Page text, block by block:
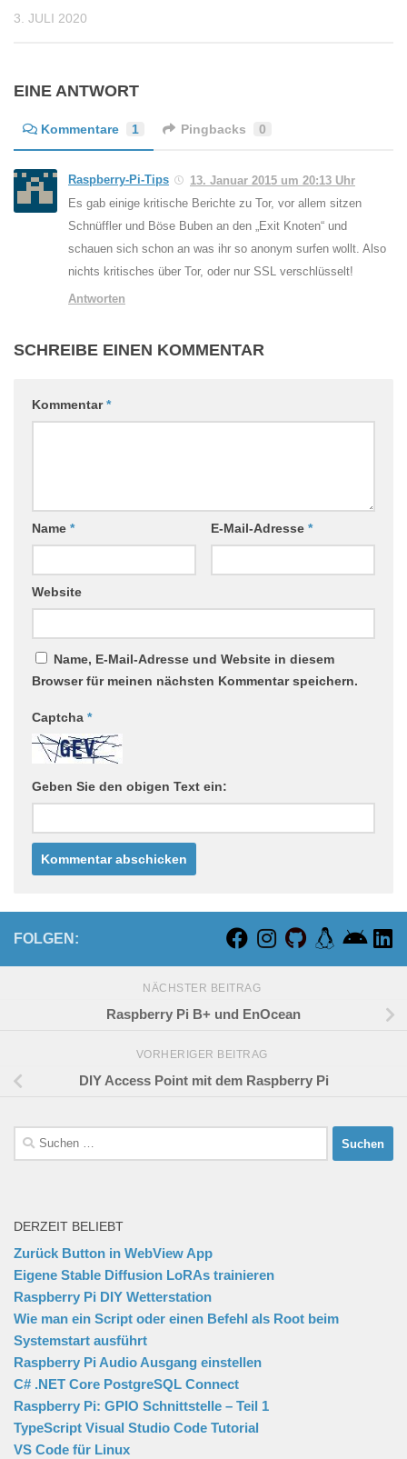
3. JULI 2020
EINE ANTWORT
Kommentare 1 Pingbacks 0
Raspberry-Pi-Tips
13. Januar 2015 um 20:13 Uhr
Es gab einige kritische Berichte zu Tor, vor allem sitzen
Schnüffler und Böse Buben an den „Exit Knoten“ und
schauen sich schon an was ihr so anonym surfen wollt. Also
nichts kritisches über Tor, oder nur SSL verschlüsselt!
Antworten
SCHREIBE EINEN KOMMENTAR
Kommentar*
Name * E-Mail-Adresse *
Website
Name, E-Mail-Adresse und Website in diesem
Browser für meinen nächsten Kommentar speichern.
Captcha *
Geben Sie den obigen Text ein:
FOLGEN:
NÄCHSTER BEITRAG
Raspberry Pi B+ und EnOcean
VORHERIGER BEITRAG
DIY Access Point mit dem Raspberry Pi
Suchen
nach:
DERZEIT BELIEBT
Zurück Button in WebView App
Eigene Stable Diffusion LoRAs trainieren
Raspberry Pi DIY Wetterstation
Wie man ein Script oder einen Befehl als Root beim
Systemstart ausführt
Raspberry Pi Audio Ausgang einstellen
C# .NET Core PostgreSQL Connect
Raspberry Pi: GPIO Schnittstelle – Teil 1
TypeScript Visual Studio Code Tutorial
VS Code für Linux